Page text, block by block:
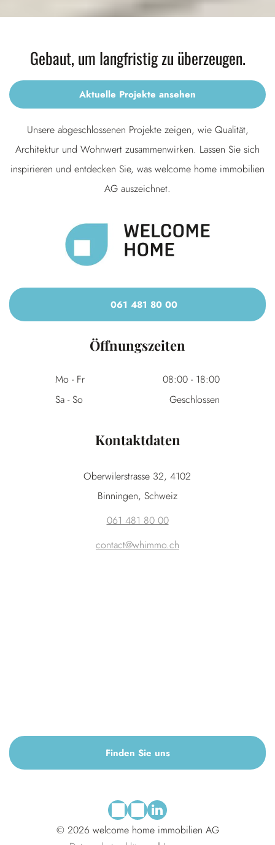
Gebaut, um langfristig zu überzeugen.
Aktuelle Projekte ansehen
Unsere abgeschlossenen Projekte zeigen, wie Qualität,
Architektur und Wohnwert zusammenwirken. Lassen Sie sich
inspirieren und entdecken Sie, was welcome home immobilien
AG auszeichnet.
061 481 80 00
Öffnungszeiten
Mo - Fr 08:00 - 18:00
Sa - So
Geschlossen
Kontaktdaten
Oberwilerstrasse 32, 4102
Binningen, Schweiz
061 481 80 00
contact@whimmo.ch
Finden Sie uns
© 2026 welcome home immobilien AG